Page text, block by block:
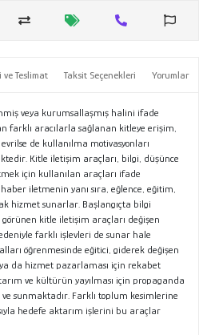
Teslimat Taksit Seçenekleri Yorumlar
veya kurumsallaşmış halini ifade
farklı aracılarla sağlanan kitleye erişim,
de kullanılma motivasyonları
Kitle iletişim araçları, bilgi, düşünce
için kullanılan araçları ifade
iletmenin yanı sıra, eğlence, eğitim,
hizmet sunarlar. Başlangıçta bilgi
kitle iletişim araçları değişen
farklı işlevleri de sunar hale
öğrenmesinde eğitici, giderek değişen
da hizmet pazarlaması için rekabet
ve kültürün yayılması için propaganda
sunmaktadır. Farklı toplum kesimlerine
hedefe aktarım işlerini bu araçlar